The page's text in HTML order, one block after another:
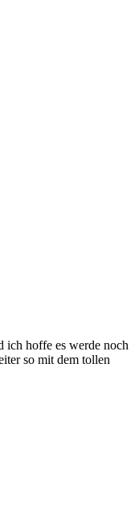
ich hoffe es werde noch
so mit dem tollen